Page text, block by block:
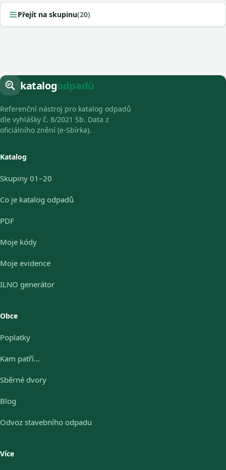
Přejít na skupinu(20)
katalogodpadů
Referenční nástroj pro katalog odpadů
dle vyhlášky č. 8/2021 Sb. Data z
oficiálního znění (e-Sbírka).
Katalog
Skupiny 01–20
Co je katalog odpadů
PDF
Moje kódy
Moje evidence
ILNO generátor
Obce
Poplatky
Kam patří…
Sběrné dvory
Blog
Odvoz stavebního odpadu
Více